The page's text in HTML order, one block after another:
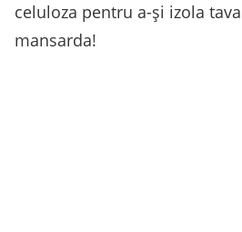
celuloza pentru a-și izola
mansarda!